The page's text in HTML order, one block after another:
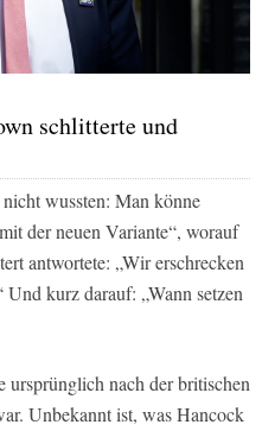
schlitterte und
wussten: Man könne
der neuen Variante“, worauf
antwortete: „Wir erschrecken
kurz darauf: „Wann setzen
nach der britischen
Unbekannt ist, was Hancock